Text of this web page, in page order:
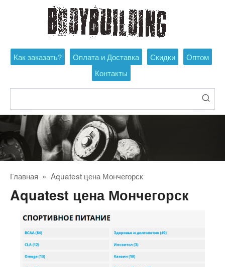
Как заказать? Оплата и Доставка Скидки
Оптом
Контакты
Главная » Aquatest цена Мончегорск
Aquatest цена Мончегорск